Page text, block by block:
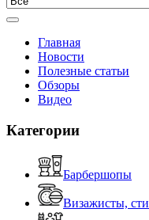
Главная
Новости
Полезные статьи
Обзоры
Видео
Категории
Барбершопы
Визажисты,